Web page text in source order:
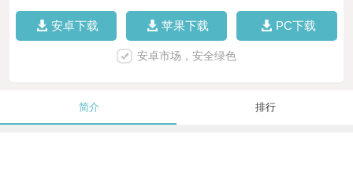
安卓下载 苹果下载 PC下载
安卓市场，安全绿色
简介 排行